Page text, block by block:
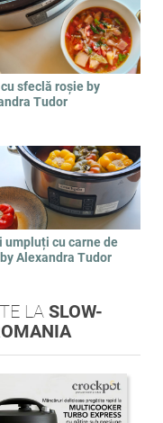
sfeclă roșie by
Tudor
umpluți cu carne de
Alexandra Tudor
LASLOW-